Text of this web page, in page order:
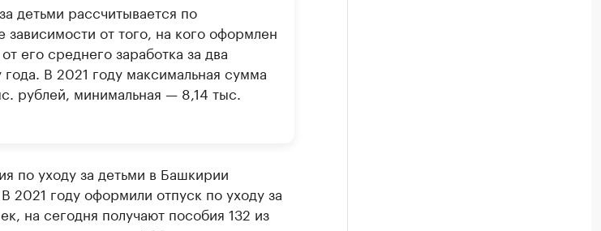
детьми рассчитывается по
от того, на кого оформлен
его среднего заработка за два
В 2021 году максимальная сумма
рублей, минимальная — 8,14 тыс.
по уходу за детьми в Башкирии
2021 году оформили отпуск по уходу за
на сегодня получают пособия 132 из